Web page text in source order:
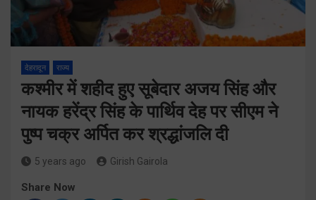
देहरादून राज्य
कश्मीर में शहीद हुए सूबेदार अजय सिंह और
नायक हरेंद्र सिंह के पार्थिव देह पर सीएम ने
पुष्प चक्र अर्पित कर श्रद्धांजलि दी
5 years ago Girish Gairola
Share Now